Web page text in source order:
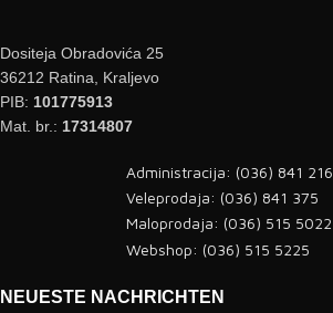
Dositeja Obradovića 25
36212 Ratina, Kraljevo
PIB: 101775913
Mat. br.: 17314807
Administracija: (036) 841 216
Veleprodaja: (036) 841 375
Maloprodaja: (036) 515 5022
Webshop: (036) 515 5225
NEUESTE NACHRICHTEN